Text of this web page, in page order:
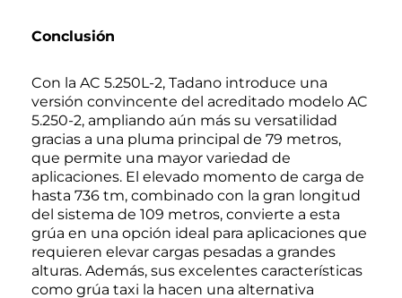
Conclusión
Con la AC 5.250L-2, Tadano introduce una
versión convincente del acreditado modelo AC
5.250-2, ampliando aún más su versatilidad
gracias a una pluma principal de 79 metros,
que permite una mayor variedad de
aplicaciones. El elevado momento de carga de
hasta 736 tm, combinado con la gran longitud
del sistema de 109 metros, convierte a esta
grúa en una opción ideal para aplicaciones que
requieren elevar cargas pesadas a grandes
alturas. Además, sus excelentes características
como grúa taxi la hacen una alternativa